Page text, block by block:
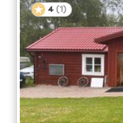
4 (1 )